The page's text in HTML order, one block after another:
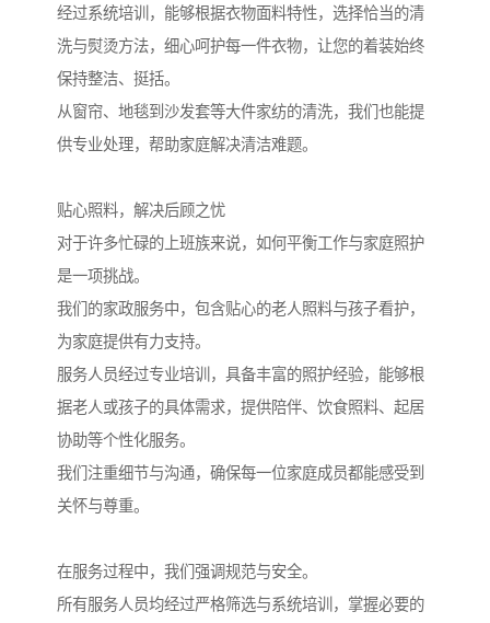
经过系统培训，能够根据衣物面料特性，选择恰当的清
洗与熨烫方法，细心呵护每一件衣物，让您的着装始终
保持整洁、挺括。
从窗帘、地毯到沙发套等大件家纺的清洗，我们也能提
供专业处理，帮助家庭解决清洁难题。
贴心照料，解决后顾之忧
对于许多忙碌的上班族来说，如何平衡工作与家庭照护
是一项挑战。
我们的家政服务中，包含贴心的老人照料与孩子看护，
为家庭提供有力支持。
服务人员经过专业培训，具备丰富的照护经验，能够根
据老人或孩子的具体需求，提供陪伴、饮食照料、起居
协助等个性化服务。
我们注重细节与沟通，确保每一位家庭成员都能感受到
关怀与尊重。
在服务过程中，我们强调规范与安全。
所有服务人员均经过严格筛选与系统培训，掌握必要的